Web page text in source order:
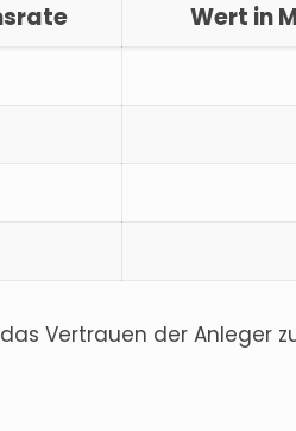
Wert in
Vertrauen der Anleger